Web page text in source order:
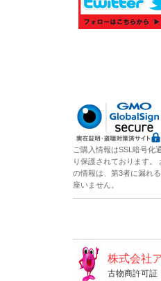
ご購入情報はSSL暗号化
り保護されております。
の情報は、第3者に漏れ
座いません。
株式会社
古物商許可